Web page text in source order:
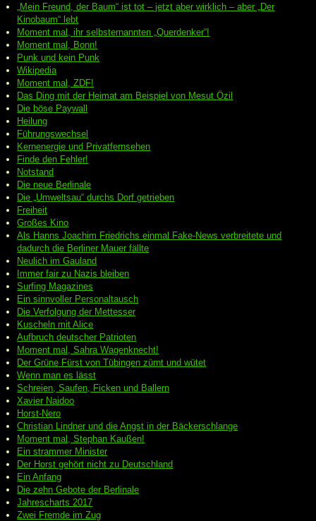
„Mein Freund, der Baum“ ist tot – jetzt aber wirklich – aber „Der
Kinobaum“ lebt
Moment mal, ihr selbsternannten „Querdenker“!
Moment mal, Bonn!
Punk und kein Punk
Wikipedia
Moment mal, ZDF!
Das Ding mit der Heimat am Beispiel von Mesut Özil
Die böse Paywall
Heilung
Führungswechsel
Kernenergie und Privatfernsehen
Finde den Fehler!
Notstand
Die neue Berlinale
Die „Umweltsau“ durchs Dorf getrieben
Freiheit
Großes Kino
Als Hanns Joachim Friedrichs einmal Fake-News verbreitete und
dadurch die Berliner Mauer fällte
Neulich im Gauland
Immer fair zu Nazis bleiben
Surfing Magazines
Ein sinnvoller Personaltausch
Die Verfolgung der Mettesser
Kuscheln mit Alice
Aufbruch deutscher Patrioten
Moment mal, Sahra Wagenknecht!
Der Grüne Fürst von Tübingen zürnt und wütet
Wenn man es lässt
Schreien, Saufen, Ficken und Ballern
Xavier Naidoo
Horst-Nero
Christian Lindner und die Angst in der Bäckerschlange
Moment mal, Stephan Kaußen!
Ein strammer Minister
Der Horst gehört nicht zu Deutschland
Ein Anfang
Die zehn Gebote der Berlinale
Jahrescharts 2017
Zwei Fremde im Zug